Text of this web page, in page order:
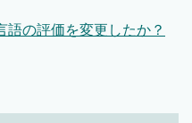
語の評価を変更したか？